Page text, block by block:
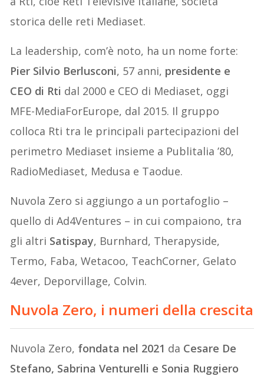
storica delle reti Mediaset.
La leadership, com’è noto, ha un nome forte:
Pier Silvio Berlusconi, 57 anni, presidente e
CEO di Rti dal 2000 e CEO di Mediaset, oggi
MFE-MediaForEurope, dal 2015. Il gruppo
colloca Rti tra le principali partecipazioni del
perimetro Mediaset insieme a Publitalia ’80,
RadioMediaset, Medusa e Taodue.
Nuvola Zero si aggiungo a un portafoglio –
quello di Ad4Ventures – in cui compaiono, tra
gli altri Satispay, Burnhard, Therapyside,
Termo, Faba, Wetacoo, TeachCorner, Gelato
4ever, Deporvillage, Colvin.
Nuvola Zero, i numeri della crescita
Nuvola Zero, fondata nel 2021 da Cesare De
Stefano, Sabrina Venturelli e Sonia Ruggiero